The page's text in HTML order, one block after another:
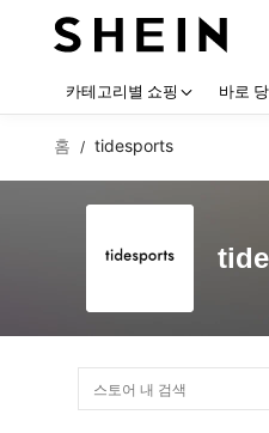
카테고리별 쇼핑 바로
홈 / tidesports